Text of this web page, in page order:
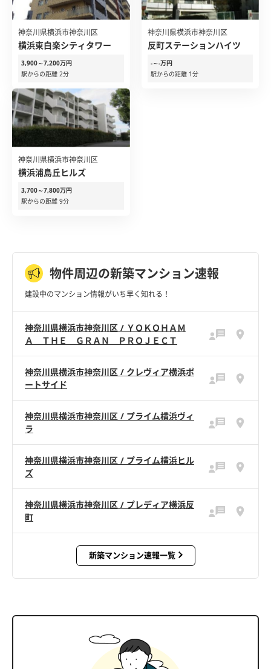
神奈川県横浜市神奈川区
横浜東白楽シティタワー
3,900～7,200万円
駅からの距離 2分
神奈川県横浜市神奈川区
反町ステーションハイツ
-～-万円
駅からの距離 1分
神奈川県横浜市神奈川区
横浜浦島丘ヒルズ
3,700～7,800万円
駅からの距離 9分
物件周辺の新築マンション速報
建設中のマンション情報がいち早く知れる！
神奈川県横浜市神奈川区 / ＹＯＫＯＨＡＭ
Ａ ＴＨＥ ＧＲＡＮ ＰＲＯＪＥＣＴ
神奈川県横浜市神奈川区 / クレヴィア横浜ポ
ートサイド
神奈川県横浜市神奈川区 / プライム横浜ヴィ
ラ
神奈川県横浜市神奈川区 / プライム横浜ヒル
ズ
神奈川県横浜市神奈川区 / プレディア横浜反
町
新築マンション速報一覧